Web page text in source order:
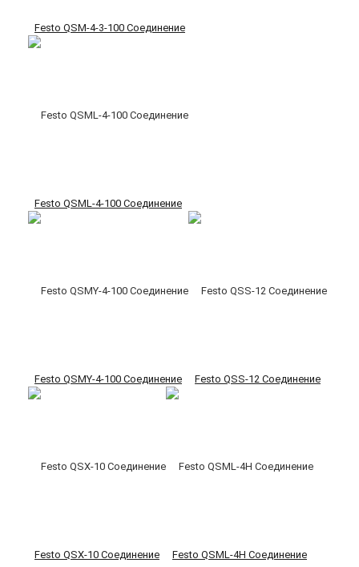
Festo QSM-4-3-100 Соединение
Festo QSML-4-100 Соединение
Festo QSMY-4-100 Соединение Festo QSS-12 Соединение
Festo QSX-10 Соединение Festo QSML-4H Соединение